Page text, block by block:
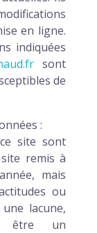
en ligne.
indiquées
sont
de
:
site sont
remis à
mais
ou
lacune,
être un